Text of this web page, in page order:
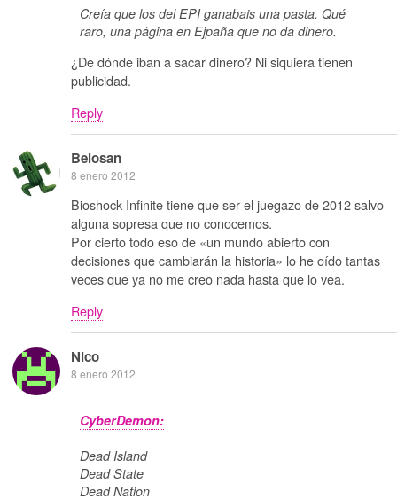
Creía que los del EPI ganabais una pasta. Qué
raro, una página en Ejpaña que no da dinero.
¿De dónde iban a sacar dinero? Ni siquiera tienen
publicidad.
Reply
Belosan
8 enero 2012
Bioshock Infinite tiene que ser el juegazo de 2012 salvo
alguna sopresa que no conocemos.
Por cierto todo eso de «un mundo abierto con
decisiones que cambiarán la historia» lo he oído tantas
veces que ya no me creo nada hasta que lo vea.
Reply
Nico
8 enero 2012
CyberDemon:
Dead Island
Dead State
Dead Nation